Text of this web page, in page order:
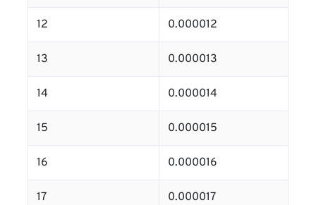
12 0.000012
13 0.000013
14 0.000014
15 0.000015
16 0.000016
17 0.000017